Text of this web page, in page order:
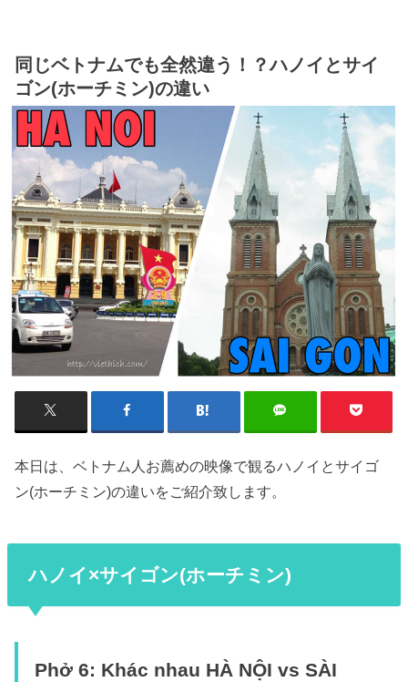
同じベトナムでも全然違う！？ハノイとサイ
ゴン(ホーチミン)の違い
本日は、ベトナム人お薦めの映像で観るハノイとサイゴ
ン(ホーチミン)の違いをご紹介致します。
ハノイ×サイゴン(ホーチミン)
Phở 6: Khác nhau HÀ NỘI vs SÀI